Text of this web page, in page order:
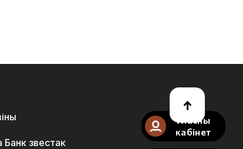
Банк звестак
Уласны
кабінет